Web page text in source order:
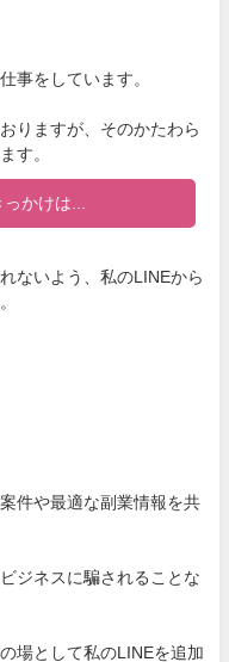
事をしています。
りますが、そのかたわら
す。
かけは...
ないよう、私のLINEから
件や最適な副業情報を共
ジネスに騙されることな
場として私のLINEを追加